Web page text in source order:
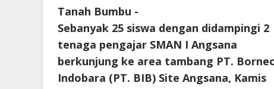
Tanah Bumbu -
Sebanyak 25 siswa dengan didampingi 2
tenaga pengajar SMAN I Angsana
berkunjung ke area tambang PT.
Indobara (PT. BIB) Site Angsana, Kamis